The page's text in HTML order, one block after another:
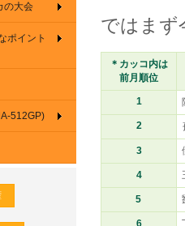
の大会
ポイント
512GP)
ではまず
＊カッコ内は
前月順位
1
2
3
4
5
6